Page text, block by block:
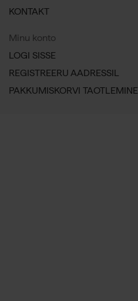
KONTAKT
Minu konto
LOGI SISSE
REGISTREERU AADRESSIL
PAKKUMISKORVI TAOTLEMINE